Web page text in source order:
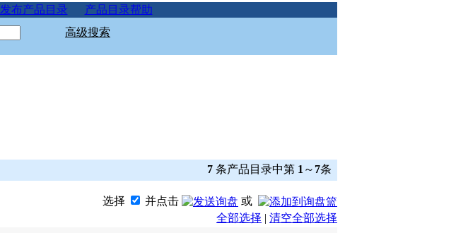
发布产品目录
产品目录帮助
高级搜索
7 条产品目录中第 1 ～ 7条
选择 并点击
或
全部选择 | 清空全部选择